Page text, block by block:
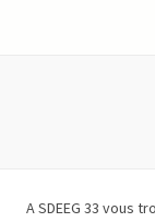
A SDEEG 33 vous